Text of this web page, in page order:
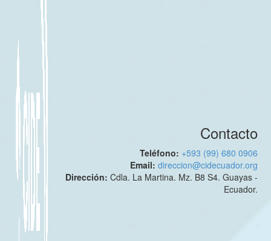
Contacto
Teléfono: +593 (99) 680 0906
Email:direccion@cidecuador.org
Dirección:Cdla. La Martina. Mz. B8 S4. Guayas -
Ecuador.